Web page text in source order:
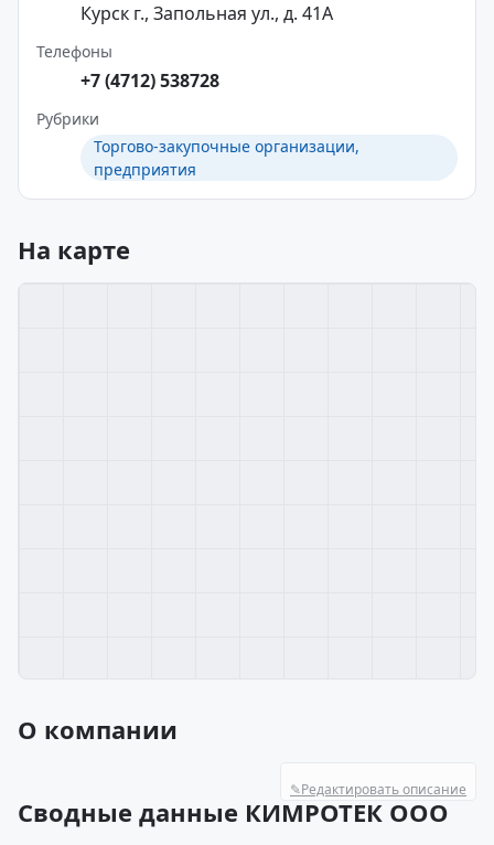
Курск г., Запольная ул., д. 41А
Телефоны
+7 (4712) 538728
Рубрики
Торгово-закупочные организации,
предприятия
На карте
О компании
✎Редактировать описание
Сводные данные КИМРОТЕК ООО